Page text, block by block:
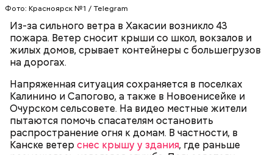
Фото: Красноярск №1 / Telegram
Из-за сильного ветра в Хакасии возникло 43
пожара. Ветер сносит крыши со школ, вокзалов и
жилых домов, срывает контейнеры с большегрузов
на дорогах.
Напряженная ситуация сохраняется в поселках
Калинино и Сапогово, а также в Новоенисейке и
Очурском сельсовете. На видео местные жители
пытаются помочь спасателям остановить
распространение огня к домам. В частности, в
Канске ветер снес крышу у здания, где раньше
Play
Video
Видео: пресс-служба ГСУ СК по Московской области
— Обвиняемый подвергся противоправным
действиям со стороны потерпевшего и лиц из его
окружения — его похитили, незаконно удерживали
и подвергли истязаниям, — рассказывал
руководитель управленияАлександр Супрун.